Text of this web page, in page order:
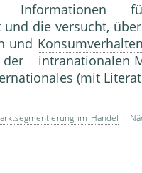
die versucht,
und Konsumverhalten
der intranationalen
(mit
im Handel |